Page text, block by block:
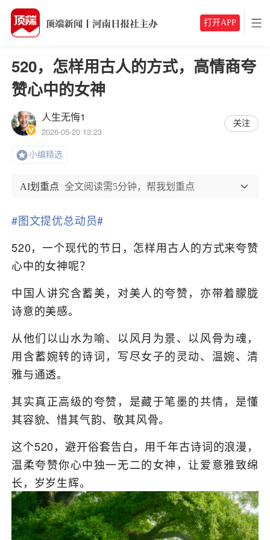
打开APP
520，怎样用古人的方式，高情商夸
赞心中的女神
人生无悔1
2026-05-20 13:23
关注
小编精选
AI划重点 全文阅读需5分钟，帮我划重点
#图文提优总动员#
520，一个现代的节日，怎样用古人的方式来夸赞
心中的女神呢？
中国人讲究含蓄美，对美人的夸赞，亦带着朦胧
诗意的美感。
从他们以山水为喻、以风月为景、以风骨为魂，
用含蓄婉转的诗词，写尽女子的灵动、温婉、清
雅与通透。
其实真正高级的夸赞，是藏于笔墨的共情，是懂
其容貌、惜其气韵、敬其风骨。
这个520，避开俗套告白，用千年古诗词的浪漫，
温柔夸赞你心中独一无二的女神，让爱意雅致绵
长，岁岁生辉。